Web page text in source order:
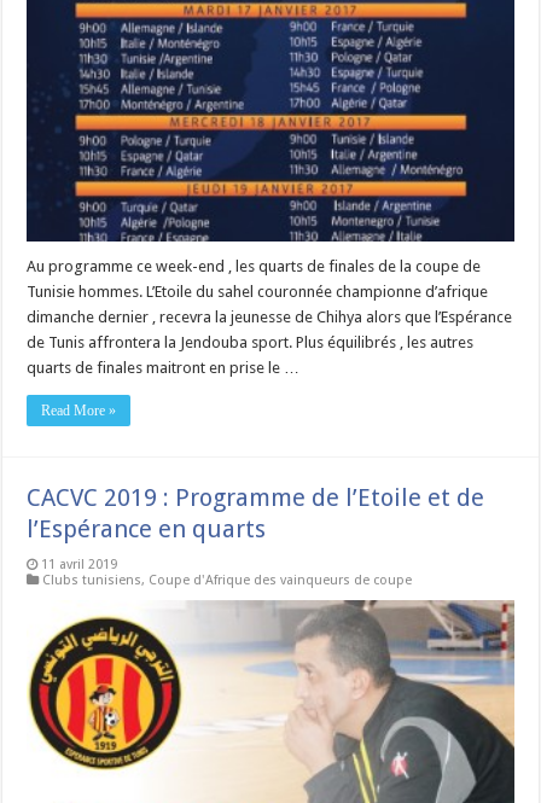
Au programme ce week-end , les quarts de finales de la coupe de
Tunisie hommes. L’Etoile du sahel couronnée championne d’afrique
dimanche dernier , recevra la jeunesse de Chihya alors que l’Espérance
de Tunis affrontera la Jendouba sport. Plus équilibrés , les autres
quarts de finales maitront en prise le …
Read More »
CACVC 2019 : Programme de l’Etoile et de
l’Espérance en quarts
11 avril 2019
Clubs tunisiens, Coupe d'Afrique des vainqueurs de coupe